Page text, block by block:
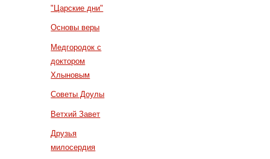
"Царские дни"
Основы веры
Медгородок с
доктором
Хлыновым
Советы Доулы
Ветхий Завет
Друзья
милосердия